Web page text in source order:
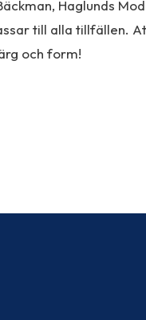
Haglunds
till alla tillfällen.
och form!